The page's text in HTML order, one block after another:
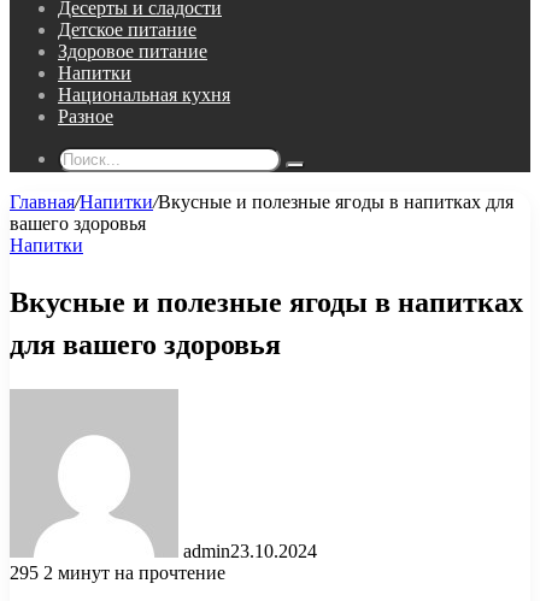
Десерты и сладости
Детское питание
Здоровое питание
Напитки
Национальная кухня
Разное
Поиск...
Главная/Напитки/Вкусные и полезные ягоды в напитках для
вашего здоровья
Напитки
Вкусные и полезные ягоды в напитках
для вашего здоровья
admin23.10.2024
295 2 минут на прочтение